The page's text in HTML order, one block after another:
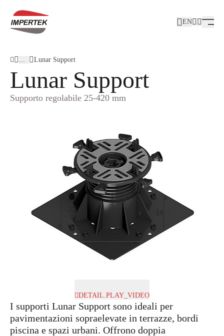
EN
... Lunar Support
Lunar Support
Supporto regolabile 25-420 mm
DETAIL.PLAY_VIDEO
I supporti Lunar Support sono ideali per
pavimentazioni sopraelevate in terrazze, bordi
piscina e spazi urbani. Offrono doppia